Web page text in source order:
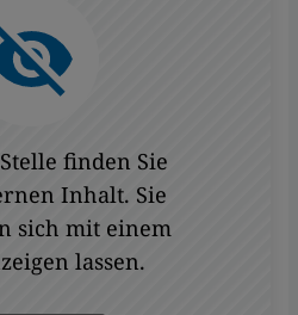
finden Sie
Inhalt. Sie
sich mit einem
lassen.